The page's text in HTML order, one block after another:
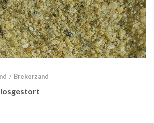
/ Brekerzand